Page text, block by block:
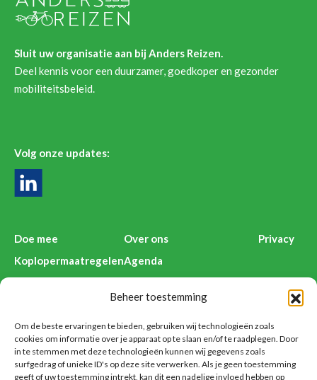
Beheer toestemming
Om de beste ervaringen te bieden, gebruiken wij technologieën zoals
cookies om informatie over je apparaat op te slaan en/of te raadplegen. Door
in te stemmen met deze technologieën kunnen wij gegevens zoals
surfgedrag of unieke ID's op deze site verwerken. Als je geen toestemming
geeft of uw toestemming intrekt, kan dit een nadelige invloed hebben op
Sluit uw organisatie aan bij Anders Reizen.
Deel kennis voor een duurzamer, goedkoper en gezonder
mobiliteitsbeleid.
Doe mee
Koplopermaatregelen
Voorbeelden
Over ons
Agenda
Contact
Disclaimer
Privacy
Volg onze updates: